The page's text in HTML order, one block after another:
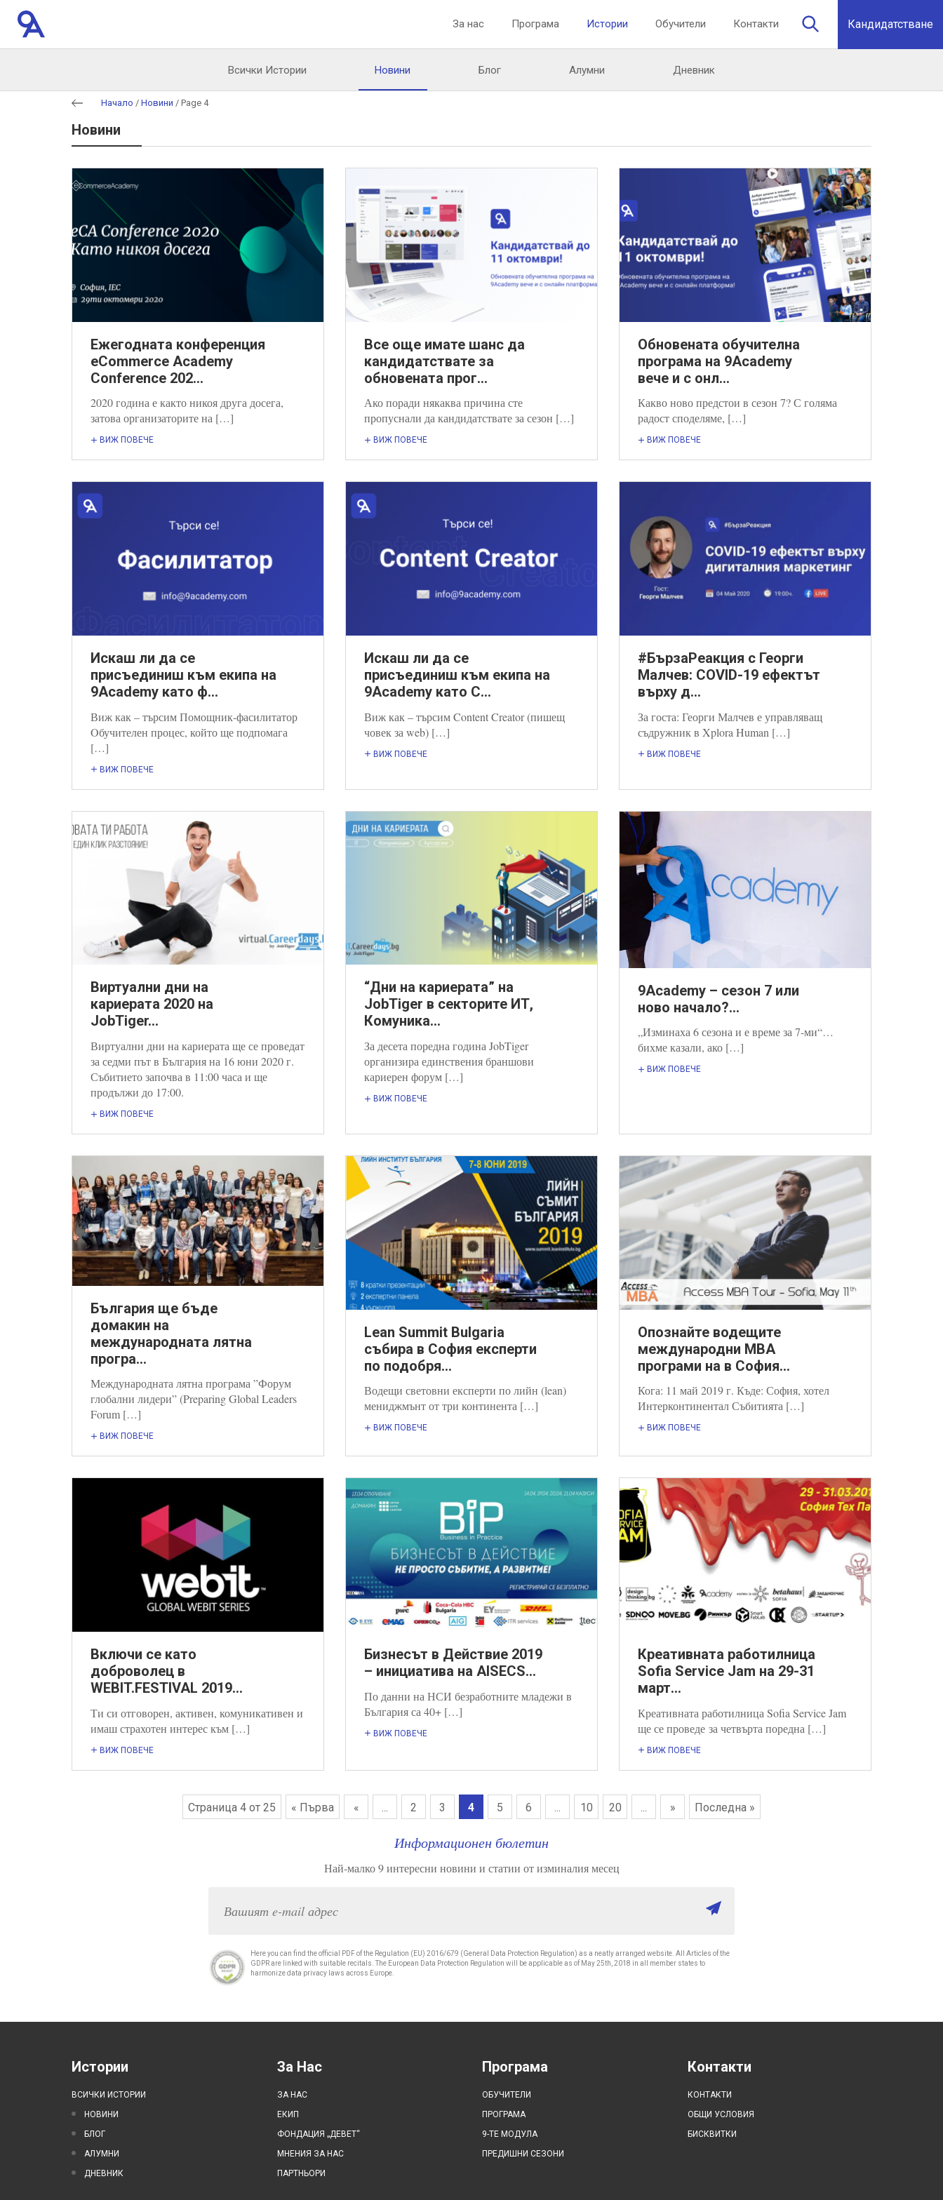
За нас Програма Истории Обучители Контакти Кандидатстване
Всички Истории Новини Блог Алумни Дневник
Начало / Новини / Page 4
Новини
Ежегодната конференция
eCommerce Academy
Conference 202...
2020 година е както никоя друга досега,
затова организаторите на […]
ВИЖ ПОВЕЧЕ
Все още имате шанс да
кандидатствате за
обновената прог...
Ако поради някаква причина сте
пропуснали да кандидатствате за сезон […]
ВИЖ ПОВЕЧЕ
Обновената обучителна
програма на 9Academy
вече и с онл...
Какво ново предстои в сезон 7? С голяма
радост споделяме, […]
ВИЖ ПОВЕЧЕ
Искаш ли да се
присъединиш към екипа на
9Academy като ф...
Виж как – търсим Помощник-фасилитатор
Oбучителен процес, който ще подпомага
[…]
ВИЖ ПОВЕЧЕ
Искаш ли да се
присъединиш към екипа на
9Academy като C...
Виж как – търсим Content Creator (пишещ
човек за web) […]
ВИЖ ПОВЕЧЕ
#БързаРеакция с Георги
Малчев: COVID-19 eфектът
върху д...
За госта: Георги Малчев е управляващ
съдружник в Xplora Human […]
ВИЖ ПОВЕЧЕ
Виртуални дни на
кариерата 2020 на
JobTiger...
Виртуални дни на кариерата ще се проведат
за седми път в България на 16 юни 2020 г.
Събитието започва в 11:00 часа и ще
продължи до 17:00.
ВИЖ ПОВЕЧЕ
“Дни на кариерата” на
JobTiger в секторите ИТ,
Комуника...
За десета поредна година JobTiger
организира единствения браншови
кариерен форум […]
ВИЖ ПОВЕЧЕ
9Academy – сезон 7 или
ново начало?...
„Изминаха 6 сезона и е време за 7-ми“…
бихме казали, ако […]
ВИЖ ПОВЕЧЕ
България ще бъде
домакин на
международната лятна
програ...
Международната лятна програма ”Форум
глобални лидери” (Preparing Global Leaders
Forum […]
ВИЖ ПОВЕЧЕ
Lean Summit Bulgaria
събира в София експерти
по подобря...
Водещи световни експерти по лийн (lean)
мениджмънт от три континента […]
ВИЖ ПОВЕЧЕ
Опознайте водещите
международни MBA
програми на в София...
Кога: 11 май 2019 г. Къде: София, хотел
Интерконтинентал Събитията […]
ВИЖ ПОВЕЧЕ
Включи се като
доброволец в
WEBIT.FESTIVAL 2019...
Ти си отговорен, активен, комуникативен и
имаш страхотен интерес към […]
ВИЖ ПОВЕЧЕ
Бизнесът в Действие 2019
– инициатива на AISECS...
По данни на НСИ безработните младежи в
България са 40+ […]
ВИЖ ПОВЕЧЕ
Креативната работилница
Sofia Service Jam на 29-31
март...
Креативната работилница Sofia Service Jam
ще се проведе за четвърта поредна […]
ВИЖ ПОВЕЧЕ
Страница 4 от 25 « Първа « 2 3 4 5 6 10 20 » Последна »
Информационен бюлетин
Най-малко 9 интересни новини и статии от изминалия месец
Here you can find the official PDF of the Regulation (EU) 2016/679 (General Data Protection Regulation) as a neatly arranged website. All Articles of the
GDPR are linked with suitable recitals. The European Data Protection Regulation will be applicable as of May 25th, 2018 in all member states to
harmonize data privacy laws across Europe.
Истории
ВСИЧКИ ИСТОРИИ
НОВИНИ
БЛОГ
АЛУМНИ
ДНЕВНИК
За Нас
ЗА НАС
ЕКИП
ФОНДАЦИЯ „ДЕВЕТ“
МНЕНИЯ ЗА НАС
ПАРТНЬОРИ
Програма
ОБУЧИТЕЛИ
ПРОГРАМА
9-ТЕ МОДУЛА
ПРЕДИШНИ СЕЗОНИ
Контакти
КОНТАКТИ
ОБЩИ УСЛОВИЯ
БИСКВИТКИ